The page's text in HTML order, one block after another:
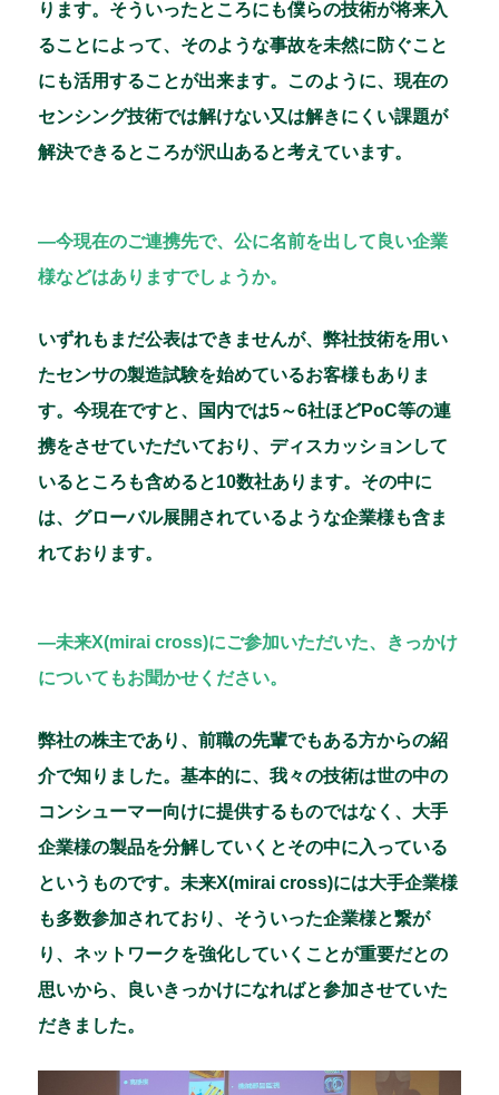
ります。そういったところにも僕らの技術が将来入
ることによって、そのような事故を未然に防ぐこと
にも活用することが出来ます。このように、現在の
センシング技術では解けない又は解きにくい課題が
解決できるところが沢山あると考えています。
―今現在のご連携先で、公に名前を出して良い企業
様などはありますでしょうか。
いずれもまだ公表はできませんが、弊社技術を用い
たセンサの製造試験を始めているお客様もありま
す。今現在ですと、国内では5～6社ほどPoC等の連
携をさせていただいており、ディスカッションして
いるところも含めると10数社あります。その中に
は、グローバル展開されているような企業様も含ま
れております。
―未来X(mirai cross)にご参加いただいた、きっかけ
についてもお聞かせください。
弊社の株主であり、前職の先輩でもある方からの紹
介で知りました。基本的に、我々の技術は世の中の
コンシューマー向けに提供するものではなく、大手
企業様の製品を分解していくとその中に入っている
というものです。未来X(mirai cross)には大手企業様
も多数参加されており、そういった企業様と繋が
り、ネットワークを強化していくことが重要だとの
思いから、良いきっかけになればと参加させていた
だきました。